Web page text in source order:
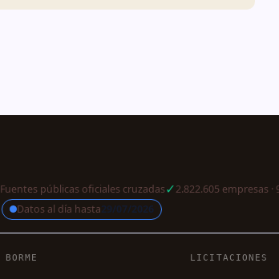
Fuentes públicas oficiales cruzadas✓2.822.605 empresas ·
Datos al día hasta29/07/2026
BORME LICITACIONES